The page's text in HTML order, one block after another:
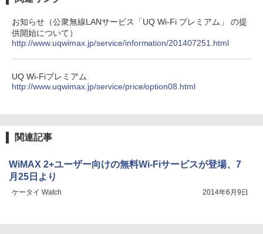
お知らせ（公衆無線LANサービス「UQ Wi-Fi プレミアム」 の提
供開始について）
http://www.uqwimax.jp/service/information/201407251.html
UQ Wi-Fiプレミアム
http://www.uqwimax.jp/service/price/option08.html
関連記事
WiMAX 2+ユーザー向けの無料Wi-Fiサービスが登場、7
月25日より
ケータイ Watch 2014年6月9日